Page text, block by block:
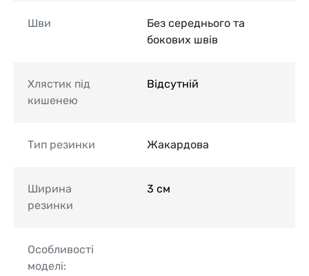
Шви
Без середнього та
бокових швів
Хлястик під
кишенею
Відсутній
Тип резинки Жакардова
Ширина
резинки
3 см
Особливості
моделі: